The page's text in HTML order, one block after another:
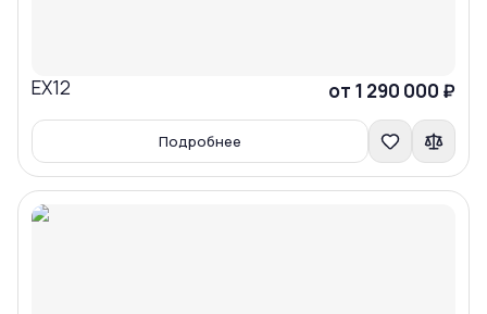
EX12 от 1 290 000 ₽
Подробнее
Сравнить